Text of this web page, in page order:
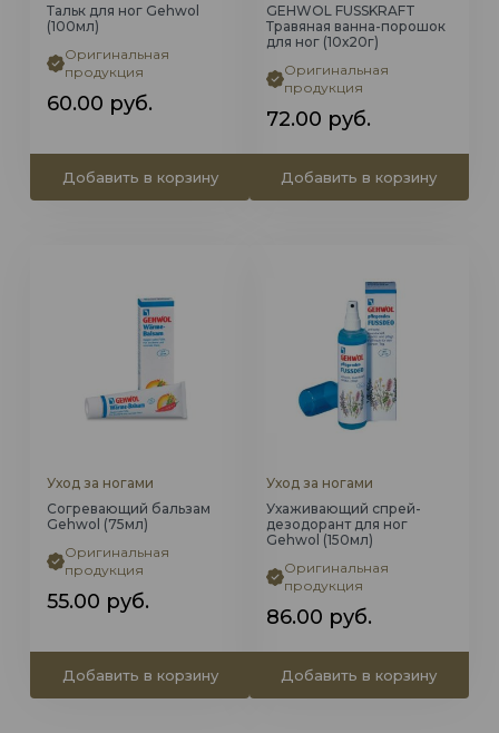
Тальк для ног Gehwol
(100мл)
Оригинальная
продукция
60.00 руб.
Добавить в корзину
GEHWOL FUSSKRAFT
Травяная ванна-порошок
для ног (10х20г)
Оригинальная
продукция
72.00 руб.
Добавить в корзину
Уход за ногами
Согревающий бальзам
Gehwol (75мл)
Оригинальная
продукция
55.00 руб.
Добавить в корзину
Уход за ногами
Ухаживающий спрей-
дезодорант для ног
Gehwol (150мл)
Оригинальная
продукция
86.00 руб.
Добавить в корзину